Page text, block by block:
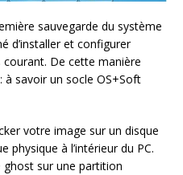
sauvegarde du système
d’installer et configurer
De cette manière
à savoir un socle OS+Soft
votre image sur un disque
physique à l’intérieur du PC.
sur une partition